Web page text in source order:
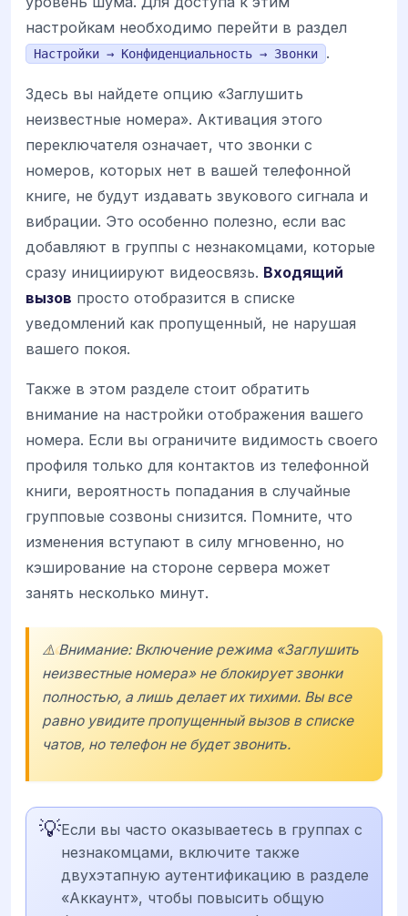
настройкам необходимо перейти в раздел
Настройки → Конфиденциальность → Звонки .
Здесь вы найдете опцию «Заглушить
неизвестные номера». Активация этого
переключателя означает, что звонки с
номеров, которых нет в вашей телефонной
книге, не будут издавать звукового сигнала и
вибрации. Это особенно полезно, если вас
добавляют в группы с незнакомцами, которые
сразу инициируют видеосвязь. Входящий
вызов просто отобразится в списке
уведомлений как пропущенный, не нарушая
вашего покоя.
Также в этом разделе стоит обратить
внимание на настройки отображения вашего
номера. Если вы ограничите видимость своего
профиля только для контактов из телефонной
книги, вероятность попадания в случайные
групповые созвоны снизится. Помните, что
изменения вступают в силу мгновенно, но
кэширование на стороне сервера может
занять несколько минут.
⚠️ Внимание: Включение режима «Заглушить
неизвестные номера» не блокирует звонки
полностью, а лишь делает их тихими. Вы все
равно увидите пропущенный вызов в списке
чатов, но телефон не будет звонить.
💡Если вы часто оказываетесь в группах с
незнакомцами, включите также
двухэтапную аутентификацию в разделе
«Аккаунт», чтобы повысить общую